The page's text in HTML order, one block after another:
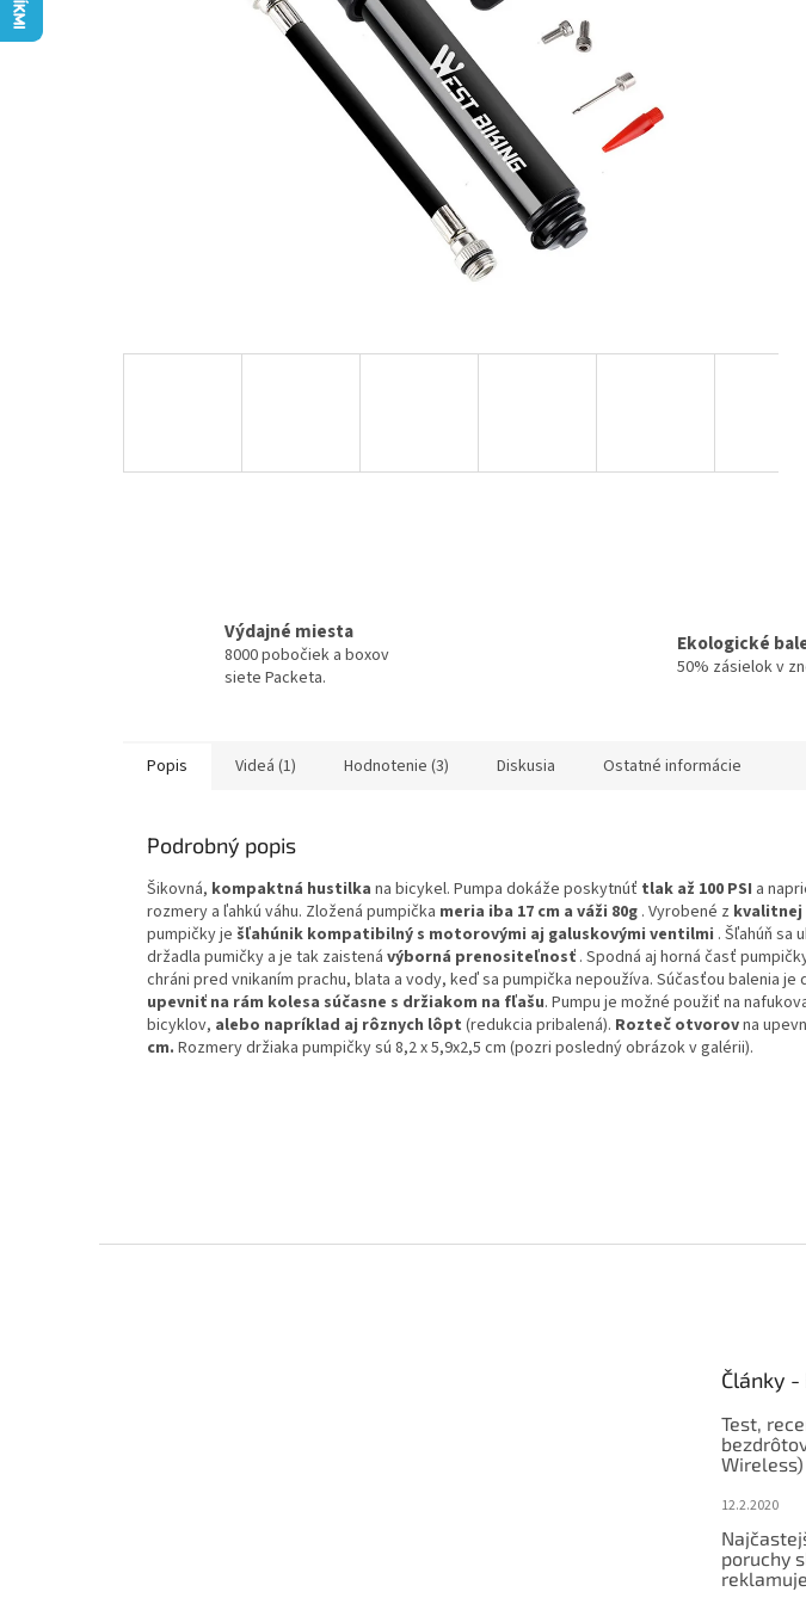
Výdajné miesta
8000 pobočiek a boxov
siete Packeta.
Ekologické
50% zásielok v
Popis Videá (1) Hodnotenie (3) Diskusia Ostatné informácie
Podrobný popis
Šikovná, kompaktná hustilka na bicykel. Pumpa dokáže poskytnúť tlak až 100 PSI a
rozmery a ľahkú váhu. Zložená pumpička meria iba 17 cm a váži 80g . Vyrobené z
pumpičky je šľahúnik kompatibilný s motorovými aj galuskovými ventilmi . Šľahúň sa
držadla pumičky a je tak zaistená výborná prenositeľnosť . Spodná aj horná časť
chráni pred vnikaním prachu, blata a vody, keď sa pumpička nepoužíva. Súčasťou balenia
upevniť na rám kolesa súčasne s držiakom na fľašu. Pumpu je možné použiť na
bicyklov, alebo napríklad aj rôznych lôpt (redukcia pribalená). Rozteč otvorovna
cm. Rozmery držiaka pumpičky sú 8,2 x 5,9x2,5 cm (pozri posledný obrázok v galérii).
Články -
Test,
12.2.2020
poruchy